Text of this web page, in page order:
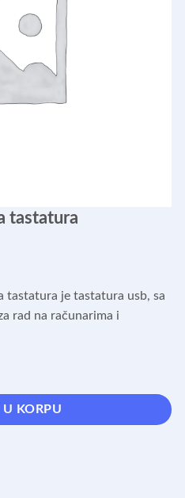
tastatura
tastatura je tastatura usb, sa
rad na računarima i
U KORPU